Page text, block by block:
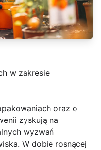
w zakresie
oraz o
zyskują na
wyzwań
W dobie rosnącej